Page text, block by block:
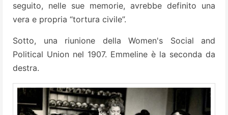
seguito, nelle sue memorie, avrebbe definito una
vera e propria “tortura civile”.
Sotto, una riunione della Women's Social and
Political Union nel 1907. Emmeline è la seconda da
destra.